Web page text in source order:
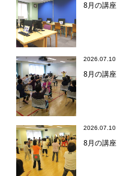
8月の講
2026.07.10
8月の講
2026.07.10
8月の講座